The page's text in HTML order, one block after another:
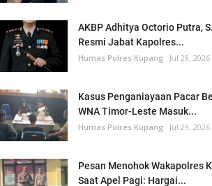
AKBP Adhitya Octorio Putra,
Resmi Jabat Kapolres...
Humas Polres Kupang Jul 29, 2026
Kasus Penganiayaan Pacar
WNA Timor-Leste Masuk...
Humas Polres Kupang Jul 29, 2026
Pesan Menohok Wakapolres
Saat Apel Pagi: Hargai...